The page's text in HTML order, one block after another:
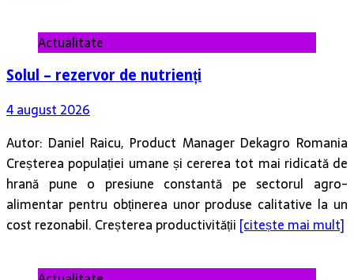
Actualitate
Solul – rezervor de nutrienți
4 august 2026
Autor: Daniel Raicu, Product Manager Dekagro Romania
Creșterea populației umane și cererea tot mai ridicată de
hrană pune o presiune constantă pe sectorul agro-
alimentar pentru obținerea unor produse calitative la un
cost rezonabil. Creșterea productivității [citește mai mult]